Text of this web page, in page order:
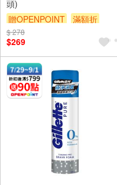
頭)
贈OPENPOINT
滿額折
贈$200
$ 278
$269